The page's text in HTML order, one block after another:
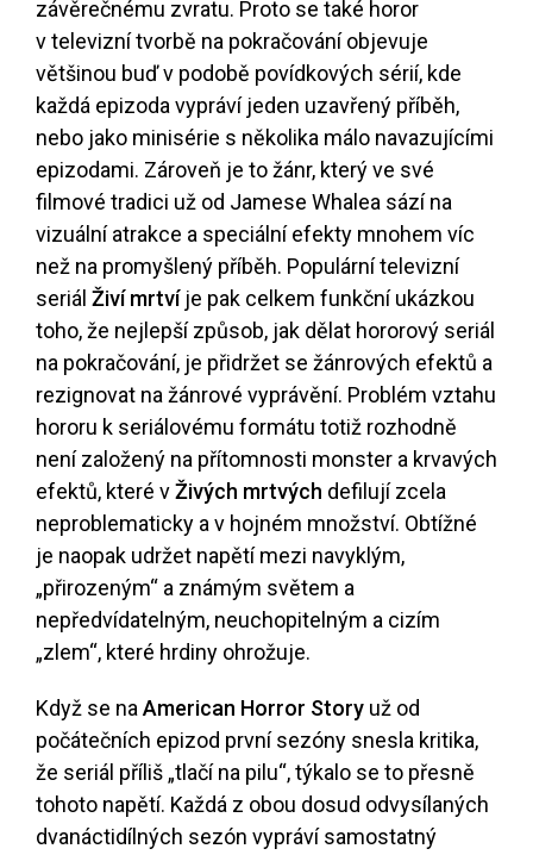
závěrečnému zvratu. Proto se také horor
v televizní tvorbě na pokračování objevuje
většinou buď v podobě povídkových sérií, kde
každá epizoda vypráví jeden uzavřený příběh,
nebo jako minisérie s několika málo navazujícími
epizodami. Zároveň je to žánr, který ve své
filmové tradici už od Jamese Whalea sází na
vizuální atrakce a speciální efekty mnohem víc
než na promyšlený příběh. Populární televizní
seriál Živí mrtvíje pak celkem funkční ukázkou
toho, že nejlepší způsob, jak dělat hororový seriál
na pokračování, je přidržet se žánrových efektů a
rezignovat na žánrové vyprávění. Problém vztahu
hororu k seriálovému formátu totiž rozhodně
není založený na přítomnosti monster a krvavých
efektů, které vŽivých mrtvých defilují zcela
neproblematicky a v hojném množství. Obtížné
je naopak udržet napětí mezi navyklým,
„přirozeným“ a známým světem a
nepředvídatelným, neuchopitelným a cizím
„zlem“, které hrdiny ohrožuje.
Když se naAmerican Horror Story už od
počátečních epizod první sezóny snesla kritika,
že seriál příliš „tlačí na pilu“, týkalo se to přesně
tohoto napětí. Každá z obou dosud odvysílaných
dvanáctidílných sezón vypráví samostatný